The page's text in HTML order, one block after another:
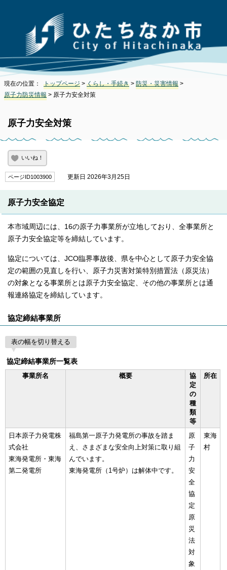
現在の位置： トップページ > くらし・手続き > 防災・災害情報 >
原子力防災情報 > 原子力安全対策
原子力安全対策
いいね！
ページID1003900 更新日 2026年3月25日
原子力安全協定
本市域周辺には、16の原子力事業所が立地しており、全事業所と
原子力安全協定等を締結しています。
協定については、JCO臨界事故後、県を中心として原子力安全協
定の範囲の見直しを行い、原子力災害対策特別措置法（原災法）
の対象となる事業所とは原子力安全協定、その他の事業所とは通
報連絡協定を締結しています。
協定締結事業所
表の幅を切り替える
協定締結事業所一覧表
事業所名
概要
協
定
の
種
類
等
所在
日本原子力発電株
式会社
東海発電所・東海
第二発電所
福島第一原子力発電所の事故を踏ま
え、さまざまな安全向上対策に取り組
んでいます。
東海発電所（1号炉）は解体中です。
原
子
力
安
全
協
定
原
災
法
対
象
東海
村